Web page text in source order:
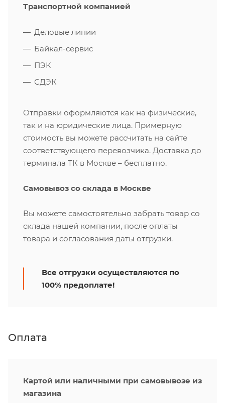
Транспортной компанией
Деловые линии
Байкал-сервис
ПЭК
СДЭК
Отправки оформляются как на физические,
так и на юридические лица. Примерную
стоимость вы можете рассчитать на сайте
соответствующего перевозчика. Доставка до
терминала ТК в Москве – бесплатно.
Самовывоз со склада в Москве
Вы можете самостоятельно забрать товар со
склада нашей компании, после оплаты
товара и согласования даты отгрузки.
Все отгрузки осуществляются по
100% предоплате!
Оплата
Картой или наличными при самовывозе из
магазина